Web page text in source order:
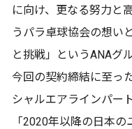
に向け、更なる努力と
うパラ卓球協会の想い
と挑戦」というANAグ
今回の契約締結に至っ
シャルエアラインパー
「2020年以降の日本